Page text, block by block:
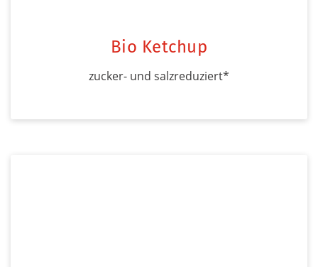
Bio Ketchup
zucker- und salzreduziert*